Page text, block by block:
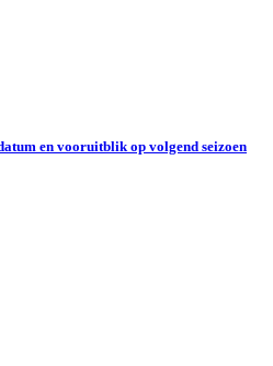
en vooruitblik op volgend seizoen